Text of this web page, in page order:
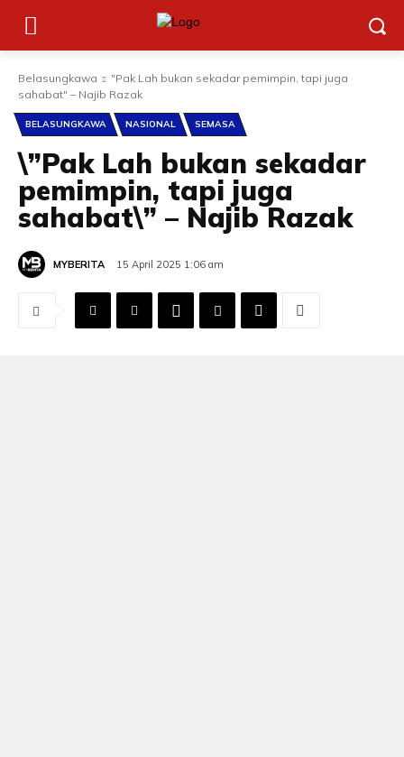
Belasungkawa
"Pak Lah bukan sekadar pemimpin, tapi juga
sahabat" – Najib Razak
BELASUNGKAWA NASIONAL SEMASA
\”Pak Lah bukan sekadar
pemimpin, tapi juga
sahabat\” – Najib Razak
MYBERITA 15 April 2025 1:06 am